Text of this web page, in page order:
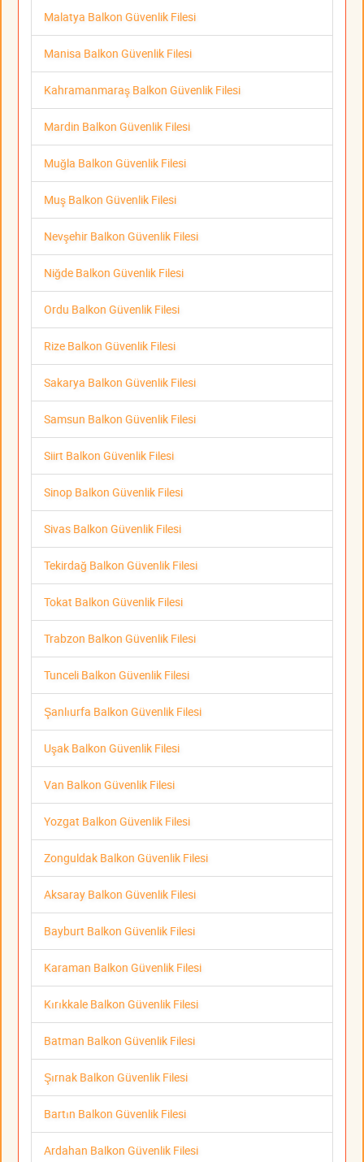
Malatya Balkon Güvenlik Filesi
Manisa Balkon Güvenlik Filesi
Kahramanmaraş Balkon Güvenlik Filesi
Mardin Balkon Güvenlik Filesi
Muğla Balkon Güvenlik Filesi
Muş Balkon Güvenlik Filesi
Nevşehir Balkon Güvenlik Filesi
Niğde Balkon Güvenlik Filesi
Ordu Balkon Güvenlik Filesi
Rize Balkon Güvenlik Filesi
Sakarya Balkon Güvenlik Filesi
Samsun Balkon Güvenlik Filesi
Siirt Balkon Güvenlik Filesi
Sinop Balkon Güvenlik Filesi
Sivas Balkon Güvenlik Filesi
Tekirdağ Balkon Güvenlik Filesi
Tokat Balkon Güvenlik Filesi
Trabzon Balkon Güvenlik Filesi
Tunceli Balkon Güvenlik Filesi
Şanlıurfa Balkon Güvenlik Filesi
Uşak Balkon Güvenlik Filesi
Van Balkon Güvenlik Filesi
Yozgat Balkon Güvenlik Filesi
Zonguldak Balkon Güvenlik Filesi
Aksaray Balkon Güvenlik Filesi
Bayburt Balkon Güvenlik Filesi
Karaman Balkon Güvenlik Filesi
Kırıkkale Balkon Güvenlik Filesi
Batman Balkon Güvenlik Filesi
Şırnak Balkon Güvenlik Filesi
Bartın Balkon Güvenlik Filesi
Ardahan Balkon Güvenlik Filesi